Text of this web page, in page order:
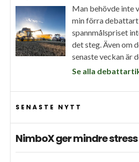
Man behövde inte
min förra
spannmålspriset
det steg. Även om
senaste veckan är
Se alla
SENASTE NYTT
NimboX ger mindre